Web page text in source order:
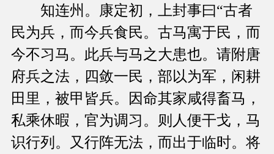
知连州。康定初，上封事曰“古者
民为兵，而今兵食民。古马寓于民，而
今不习马。此兵与马之大患也。请附唐
府兵之法，四敛一民，部以为军，闲耕
田里，被甲皆兵。因命其家咸得畜马，
私乘休暇，官为调习。则人便干戈，马
识行列。又行阵无法，而出于临时。将